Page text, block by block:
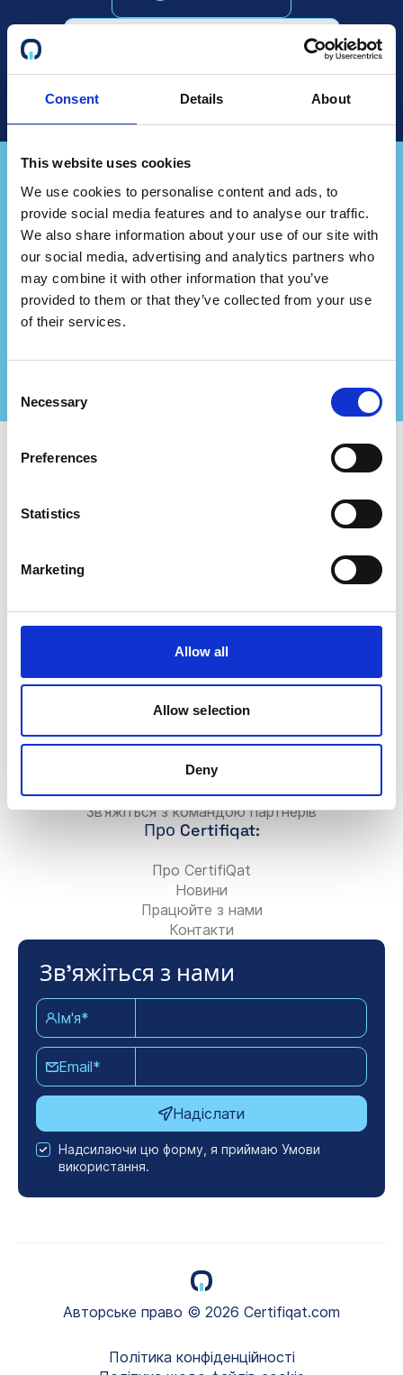
Consent Details About
This website uses cookies
We use cookies to personalise content and ads, to
provide social media features and to analyse our traffic.
We also share information about your use of our site with
our social media, advertising and analytics partners who
may combine it with other information that you’ve
provided to them or that they’ve collected from your use
of their services.
Selection
Necessary
Preferences
Statistics
Marketing
Allow all
Allow selection
Deny
Поговоріть з відділом продажів
Ви представляєте
консалтингову фірму?
Співпрацюйте з нами та створюйте ще більші
цінності для своїх сертифікованих клієнтів!
Зв'яжіться з нами для отримання додаткової
Використовуйте Certifiqat та знайдіть:
Додати нову компанію
Значок Certifiqat
Рахунок/Оплата
Зв’яжіться з командою підтримки
Для партнерів:
Станьте консультантом-партнером
Додайте свою консалтингову фірму
Зв’яжіться з командою партнерів
Про Certifiqat:
Про CertifiQat
Новини
Працюйте з нами
Контакти
Зв'яжіться з нами
Ім'я*
Email*
Надіслати
Надсилаючи цю форму, я приймаю Умови
використання.
Авторське право © 2026 Certifiqat.com
Політика конфіденційності